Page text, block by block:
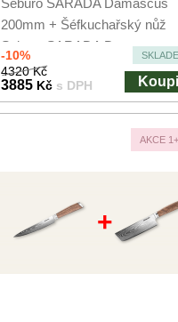
200mm + Šéfkuchařský nůž
Seburo SARADA Damascus
200mm
-10%
4320 Kč
3885 Kč s DPH
AKCE
+